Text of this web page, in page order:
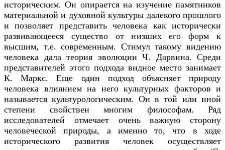
историческим. Он опирается на изучение памятников
материальной и духовной культуры далекого прошлого
и позволяет представить человека как исторически
развивающееся существо от низших его форм к
высшим, т.е. современным. Стимул такому видению
человека дала теория эволюции Ч. Дарвина. Среди
представителей этого подхода видное место занимает
К. Маркс. Еще один подход объясняет природу
человека влиянием на него культурных факторов и
называется культурологическим. Он в той или иной
степени свойствен многим философам. Ряд
исследователей отмечает очень важную сторону
человеческой природы, а именно то, что в ходе
исторического развития человек осуществляет